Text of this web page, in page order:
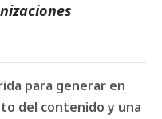
para generar en
del contenido y una